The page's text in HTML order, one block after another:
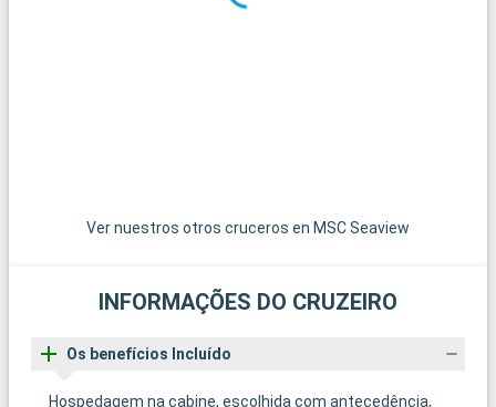
Ver nuestros otros cruceros en MSC Seaview
INFORMAÇÕES DO CRUZEIRO
Os benefícios Incluído
Hospedagem na cabine, escolhida com antecedência,